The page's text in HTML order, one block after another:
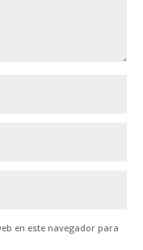
en este navegador para